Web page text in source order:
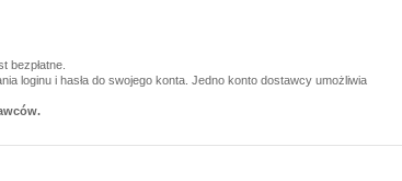
bezpłatne.
loginu i hasła do swojego konta. Jedno konto dostawcy umożliwia